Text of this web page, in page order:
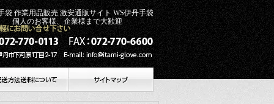
袋 作業用品販売 激安通販サイト WS伊丹手袋
お客様、企業様まで大歓迎